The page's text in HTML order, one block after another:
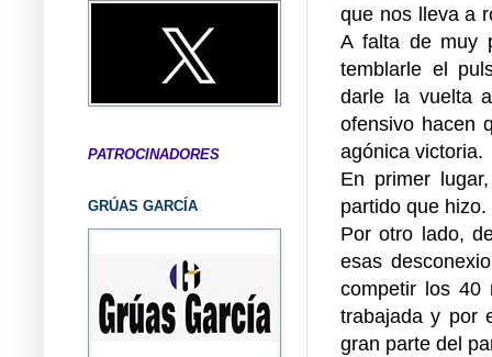
que nos lleva a
A falta de muy
temblarle el
darle la vuelta
ofensivo hacen
agónica victoria.
En primer
partido que hizo.
Por otro lado,
esas
competir los 40
trabajada y por
gran parte del
PATROCINADORES
GRÚAS GARCÍA